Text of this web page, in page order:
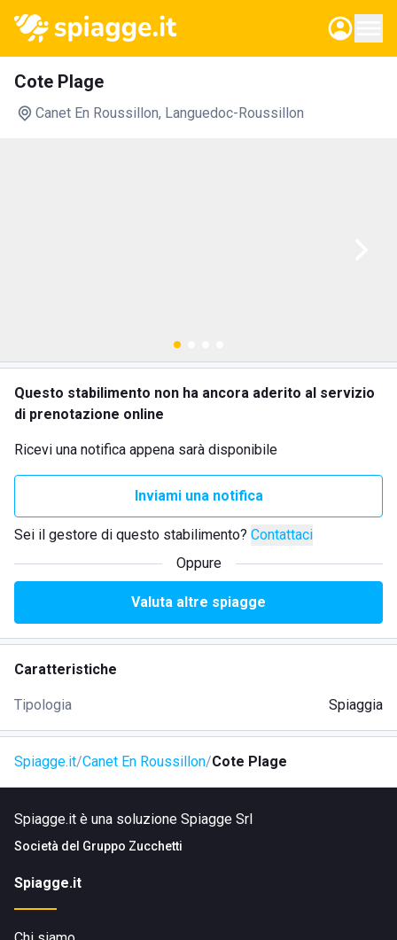
Cote Plage
Canet En Roussillon, Languedoc-Roussillon
Questo stabilimento non ha ancora aderito al servizio
di prenotazione online
Ricevi una notifica appena sarà disponibile
Inviami una notifica
Sei il gestore di questo stabilimento? Contattaci
Oppure
Valuta altre spiagge
Caratteristiche
Tipologia Spiaggia
Spiagge.it Canet En Roussillon Cote Plage
Spiagge.it è una soluzione Spiagge Srl
Società del Gruppo Zucchetti
Spiagge.it